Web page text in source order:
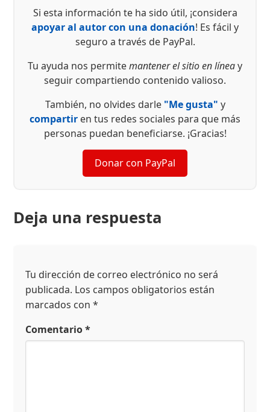
Si esta información te ha sido útil, ¡considera
apoyar al autor con una donación! Es fácil y
seguro a través de PayPal.
Tu ayuda nos permitemantener el sitio en líneay
seguir compartiendo contenido valioso.
También, no olvides darle "Me gusta" y
compartir en tus redes sociales para que más
personas puedan beneficiarse. ¡Gracias!
Donar con PayPal
Deja una respuesta
Tu dirección de correo electrónico no será
publicada. Los campos obligatorios están
marcados con*
Comentario*